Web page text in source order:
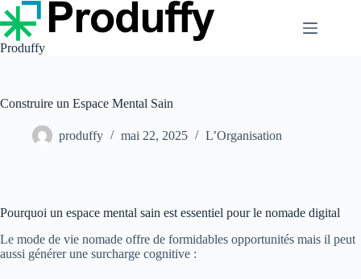
Passer
au
contenu
Produffy
Construire un Espace Mental Sain
produffy mai 22, 2025 L’Organisation
Pourquoi un espace mental sain est essentiel pour le nomade digital
Le mode de vie nomade offre de formidables opportunités mais il peut
aussi générer une surcharge cognitive :